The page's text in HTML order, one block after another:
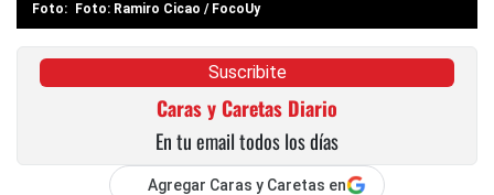
Foto: Ramiro Cicao / FocoUy
Suscribite
Caras y Caretas Diario
En tu email todos los días
Agregar Caras y Caretas en